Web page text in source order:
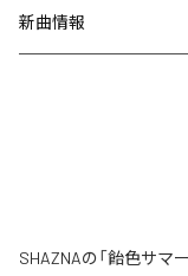
新曲情報
SHAZNAの「飴色サマ